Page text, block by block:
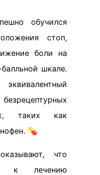
обучился
стоп,
боли на
шкале.
таких как
💊
что
к лечению